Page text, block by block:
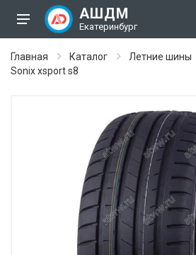
АШДМ
Екатеринбург
Главная Каталог Летние шины
Sonix xsport s8